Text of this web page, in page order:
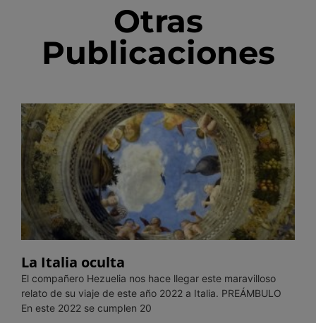
Otras
Publicaciones
La Italia oculta
El compañero Hezuelia nos hace llegar este maravilloso
relato de su viaje de este año 2022 a Italia. PREÁMBULO
En este 2022 se cumplen 20